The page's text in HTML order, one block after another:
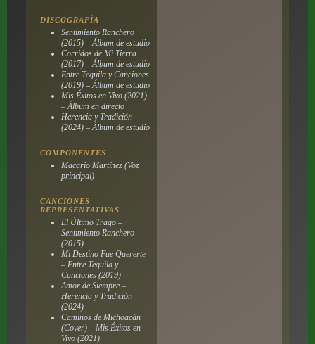
DISCOGRAFÍA
Sentimiento Ranchero
(2015) – Álbum de estudio
Corridos de Mi Tierra
(2017) – Álbum de estudio
Entre Tequila y Canciones
(2019) – Álbum de estudio
Mis Éxitos en Vivo (2021)
– Álbum en directo
Herencia y Tradición
(2024) – Álbum de estudio
COMPONENTES
Macario Martínez (Voz
principal)
CANCIONES
REPRESENTATIVAS
El Último Trago –
Sentimiento Ranchero
(2015)
Mi Destino Fue Quererte
– Entre Tequila y
Canciones (2019)
Amor de Siempre –
Herencia y Tradición
(2024)
Caminos de Michoacán
(Cover) – Mis Éxitos en
Vivo (2021)